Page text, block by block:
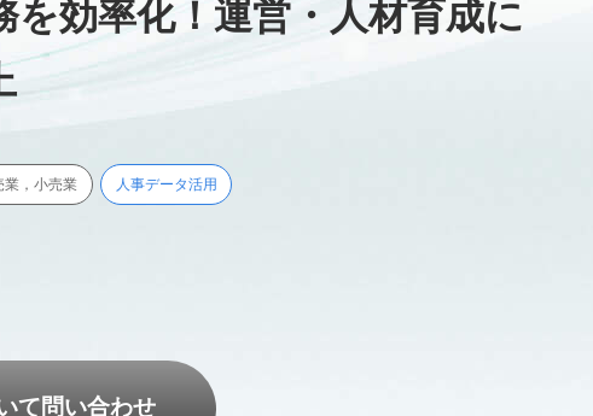
効率化！運営・人材育成に
業，小売業 人事データ活用
て問い合わせ